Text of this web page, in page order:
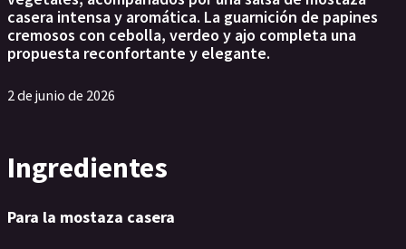
casera intensa y aromática. La guarnición de papines
cremosos con cebolla, verdeo y ajo completa una
propuesta reconfortante y elegante.
2 de junio de 2026
Ingredientes
Para la mostaza casera